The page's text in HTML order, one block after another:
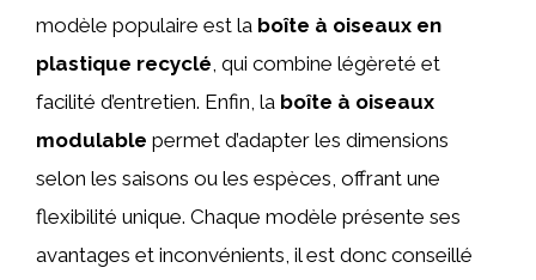
modèle populaire est la boîte à oiseaux en
plastique recyclé, qui combine légèreté et
facilité d’entretien. Enfin, la boîte à oiseaux
modulable permet d’adapter les dimensions
selon les saisons ou les espèces, offrant une
flexibilité unique. Chaque modèle présente ses
avantages et inconvénients, il est donc conseillé